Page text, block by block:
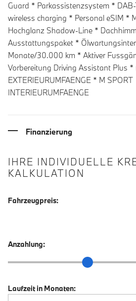
Guard * Parkassistenzsystem *
wireless charging * Personal eSIM *
Hochglanz Shadow-Line *
Ausstattungspaket *
Monate/30.000 km * Aktiver
Vorbereitung Driving Assistant Plus *
EXTERIEURUMFAENGE * M SPORT
INTERIEURUMFAENGE
Finanzierung
IHRE INDIVIDUELLE
KALKULATION
Fahrzeugpreis:
Anzahlung:
Anzahlung Schieberegler
Laufzeit in Monaten: